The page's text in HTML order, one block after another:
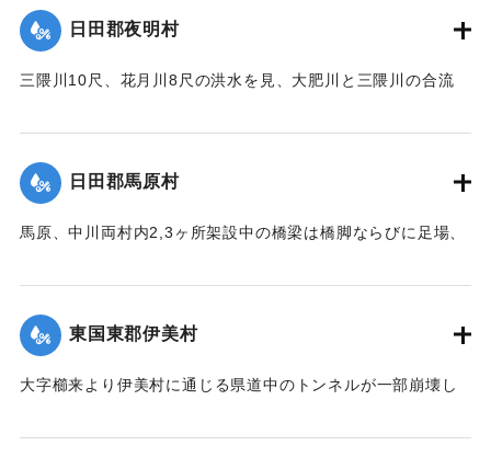
ど泥の海と化し、浸水家屋200戸以上に達し、活動常設賓館付
近数十戸は濁流のため、床下を洗われ刻々危険の状態となっ
防組合はほとんど全部出動して万一を警戒し、非常な混雑を
宵警戒を続けた。21日は朝から小雨模様で一様に愁眉を開い
たが、下毛郡平坦部では大部分田植えしていないため、苗代
の被害はほとんどなかった。
｜固有コード:
日田郡夜明村
三隈川10尺、花月川8尺の洪水を見、大肥川と三隈川の合流
た。
【出典：大分新聞 大正12年6月22日 朝刊7面】
｜固有コード:00275057
日田郡馬原村
馬原、中川両村内2,3ヶ所架設中の橋梁は橋脚ならびに足場、
通が途絶、詳細を知ることができない。
【出典：大分新聞 大正12年6月22日 朝刊7面】
｜固有コード: 00275058
東国東郡伊美村
大字櫛来より伊美村に通じる県道中のトンネルが一部崩壊し